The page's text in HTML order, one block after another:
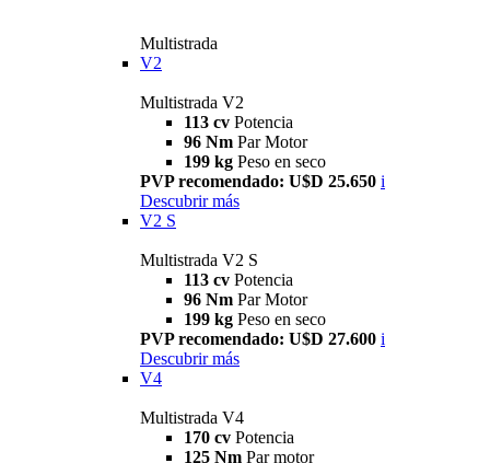
Multistrada
V2
Multistrada V2
113 cv Potencia
96 Nm Par Motor
199 kg Peso en seco
PVP recomendado: U$D 25.650 i
Descubrir más
V2 S
Multistrada V2 S
113 cv Potencia
96 Nm Par Motor
199 kg Peso en seco
PVP recomendado: U$D 27.600 i
Descubrir más
V4
Multistrada V4
170 cv Potencia
125 Nm Par motor